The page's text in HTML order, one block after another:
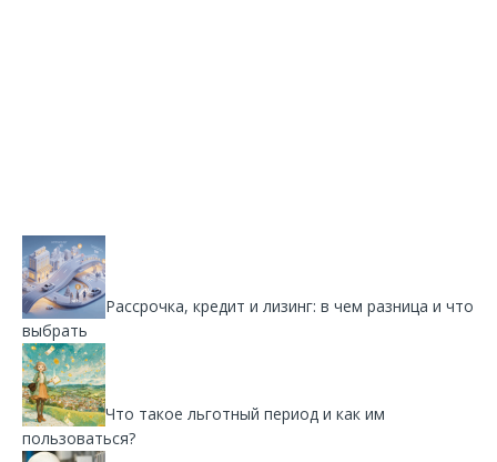
Рассрочка, кредит и лизинг: в чем разница и что
выбрать
Что такое льготный период и как им
пользоваться?